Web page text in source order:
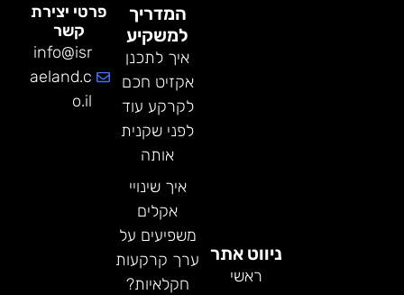
ניווט אתר
ראשי
המדריך
למשקיע
איך לתכנן
אקזיט חכם
לקרקע עוד
לפני שקנית
אותה
איך שינויי
אקלים
משפיעים על
ערך קרקעות
חקלאיות?
פרטי יצירת
קשר
info@isr
aeland.c
o.il